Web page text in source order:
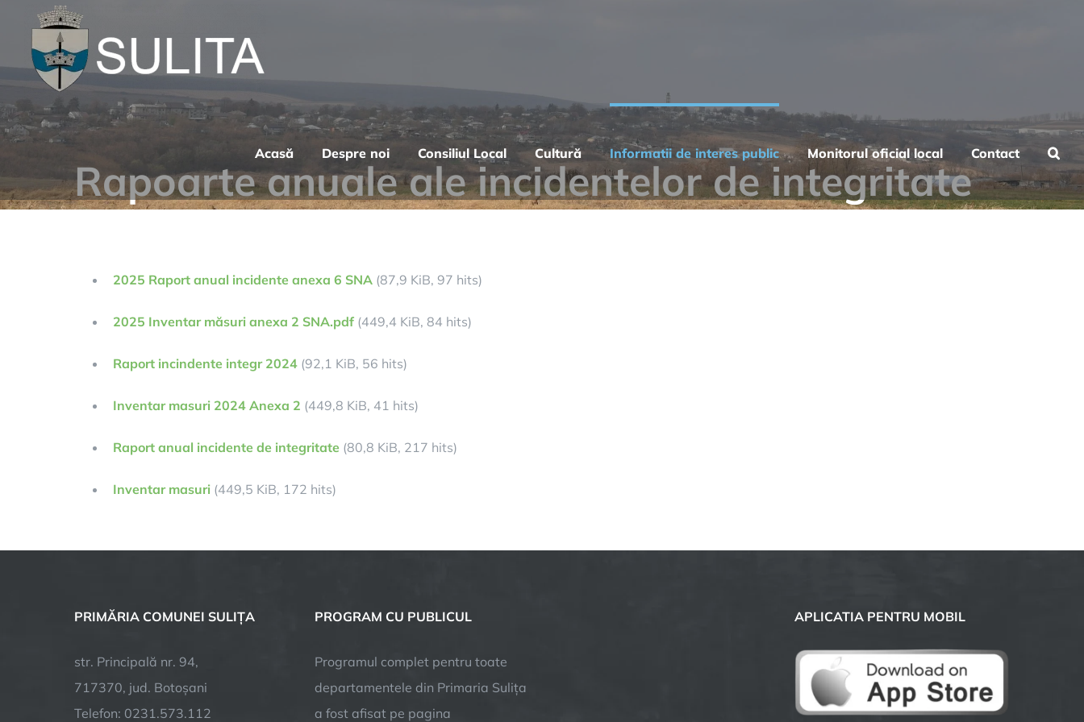
content
Acasă Despre noi Consiliul Local Cultură Informatii de interes public Monitorul oficial local Contact
Rapoarte anuale ale incidentelor de integritate
2025 Raport anual incidente anexa 6 SNA (87,9 KiB, 97 hits)
2025 Inventar măsuri anexa 2 SNA.pdf (449,4 KiB, 84 hits)
Raport incindente integr 2024 (92,1 KiB, 56 hits)
Inventar masuri 2024 Anexa 2 (449,8 KiB, 41 hits)
Raport anual incidente de integritate (80,8 KiB, 217 hits)
Inventar masuri (449,5 KiB, 172 hits)
PRIMĂRIA COMUNEI SULIȚA
str. Principală nr. 94,
717370, jud. Botoșani
Telefon: 0231.573.112
PROGRAM CU PUBLICUL
Programul complet pentru toate
departamentele din Primaria Sulița
a fost afisat pe pagina
APLICATIA PENTRU MOBIL